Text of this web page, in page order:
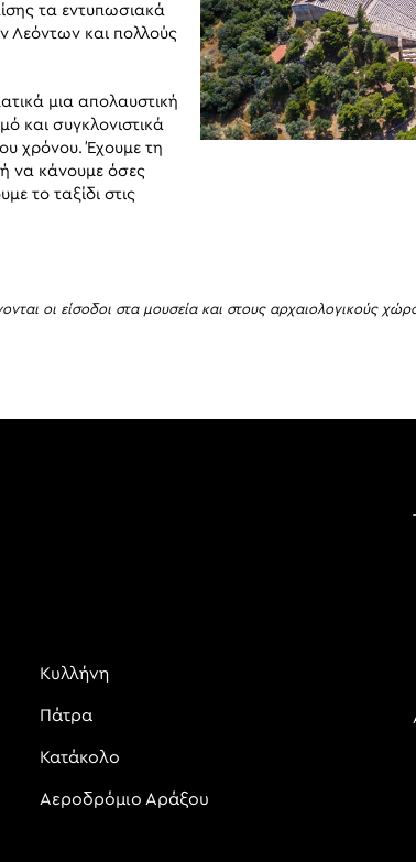
τα εντυπωσιακά
Λεόντων και πολλούς
μια απολαυστική
και συγκλονιστικά
χρόνου. Έχουμε τη
να κάνουμε όσες
το ταξίδι στις
οι είσοδοι στα μουσεία και στους αρχαιολογικούς
Κυλλήνη
Πάτρα
Κατάκολο
Αεροδρόμιο Αράξου